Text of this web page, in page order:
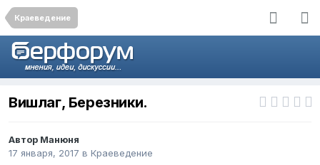
Краеведение
Вишлаг, Березники.
Автор Манюня
17 января, 2017 в Краеведение